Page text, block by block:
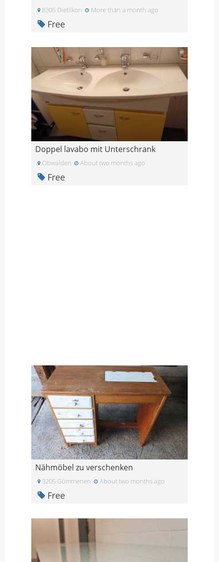
8305 Dietlikon More than a month ago
Free
Doppel lavabo mit Unterschrank
Obwalden About two months ago
Free
Nähmöbel zu verschenken
3205 Gümmenen About two months ago
Free